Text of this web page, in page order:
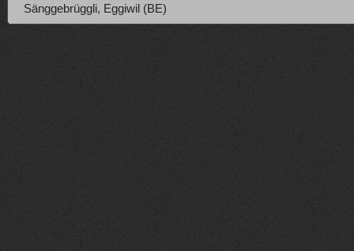
Sänggebrüggli, Eggiwil (BE)